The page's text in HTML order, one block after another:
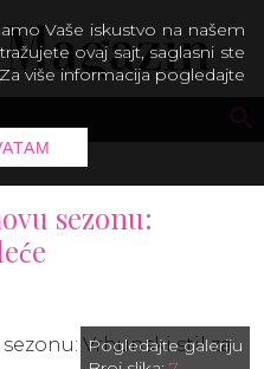
sezonu:
Pogledajte galeriju
Vaše iskustvo na našem
ovaj sajt, saglasni ste
više informacija pogledajte